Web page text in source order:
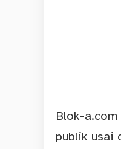
Blok-a.com
publik usai